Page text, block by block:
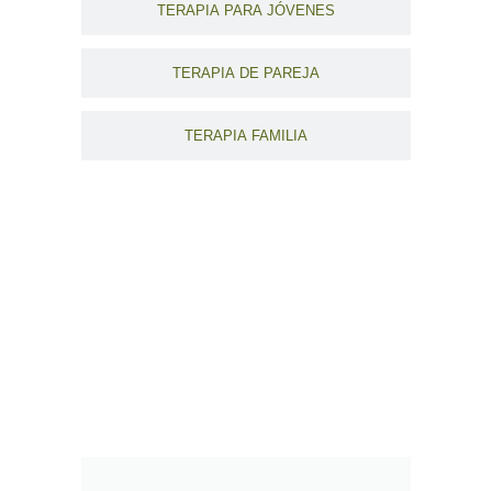
TERAPIA PARA JÓVENES
TERAPIA DE PAREJA
TERAPIA FAMILIA